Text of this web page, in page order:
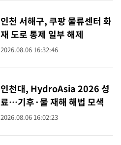
인천 서해구, 쿠팡 물류센터 화
재 도로 통제 일부 해제
2026.08.06 16:32:46
인천대, HydroAsia 2026 성
료…기후·물 재해 해법 모색
2026.08.06 16:02:23